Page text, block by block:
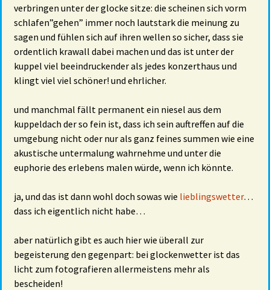
verbringen unter der glocke sitze: die scheinen sich vorm
schlafen”gehen” immer noch lautstark die meinung zu
sagen und fühlen sich auf ihren wellen so sicher, dass sie
ordentlich krawall dabei machen und das ist unter der
kuppel viel beeindruckender als jedes konzerthaus und
klingt viel viel schöner! und ehrlicher.
und manchmal fällt permanent ein niesel aus dem
kuppeldach der so fein ist, dass ich sein auftreffen auf die
umgebung nicht oder nur als ganz feines summen wie eine
akustische untermalung wahrnehme und unter die
euphorie des erlebens malen würde, wenn ich könnte.
ja, und das ist dann wohl doch sowas wie lieblingswetter…
dass ich eigentlich nicht habe…
aber natürlich gibt es auch hier wie überall zur
begeisterung den gegenpart: bei glockenwetter ist das
licht zum fotografieren allermeistens mehr als
bescheiden!